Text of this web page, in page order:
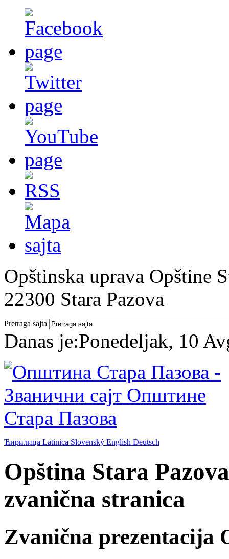
Opštinska uprava Opštine
22300 Stara Pazova
Pretraga sajta
Danas je:Ponedeljak, 10
Ћирилица Latinica Slovenský English Deutsch
Opština Stara
zvanična stranica
Zvanična prezentacija